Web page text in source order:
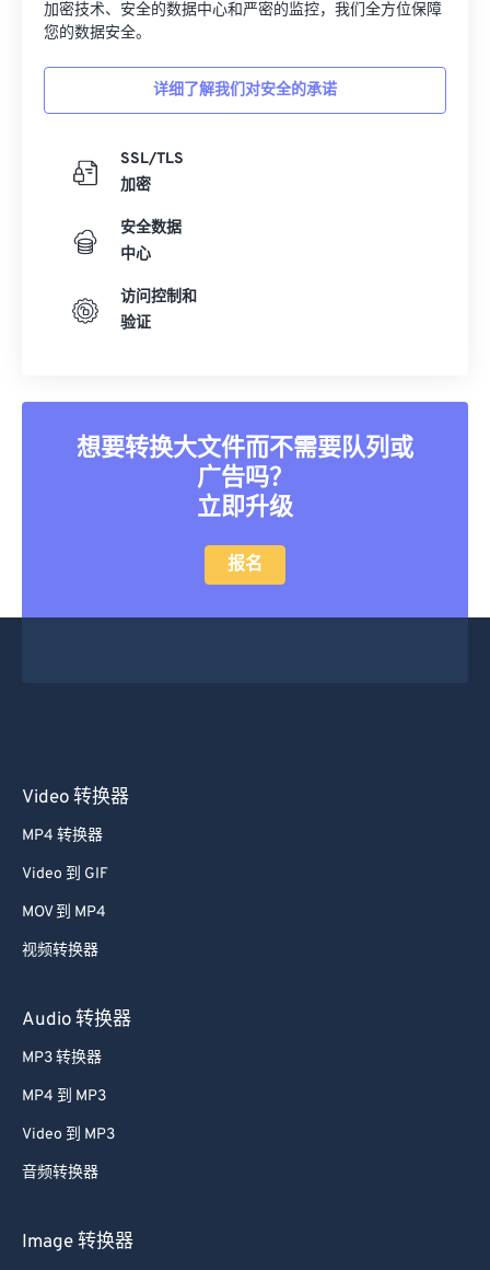
加密技术、安全的数据中心和严密的监控，我们全方位保障
您的数据安全。
详细了解我们对安全的承诺
SSL/TLS
加密
安全数据
中心
访问控制和
验证
想要转换大文件而不需要队列或
广告吗？
立即升级
报名
Video 转换器
MP4 转换器
Video 到 GIF
MOV 到 MP4
视频转换器
Audio 转换器
MP3 转换器
MP4 到 MP3
Video 到 MP3
音频转换器
Image 转换器